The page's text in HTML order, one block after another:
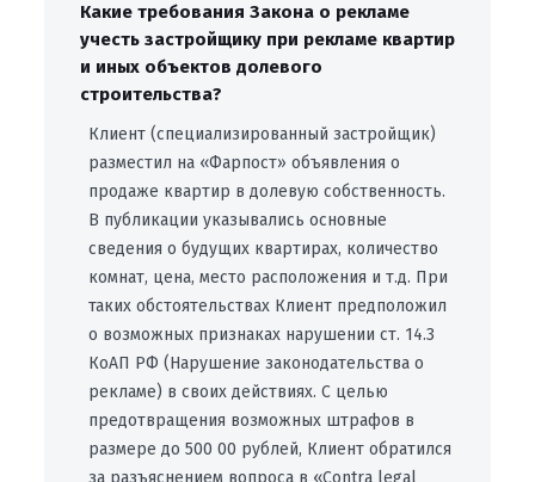
Какие требования Закона о рекламе
учесть застройщику при рекламе квартир
и иных объектов долевого
строительства?
Клиент (специализированный застройщик)
разместил на «Фарпост» объявления о
продаже квартир в долевую собственность.
В публикации указывались основные
сведения о будущих квартирах, количество
комнат, цена, место расположения и т.д. При
таких обстоятельствах Клиент предположил
о возможных признаках нарушении ст. 14.3
КоАП РФ (Нарушение законодательства о
рекламе) в своих действиях. С целью
предотвращения возможных штрафов в
размере до 500 00 рублей, Клиент обратился
за разъяснением вопроса в «Contra legal